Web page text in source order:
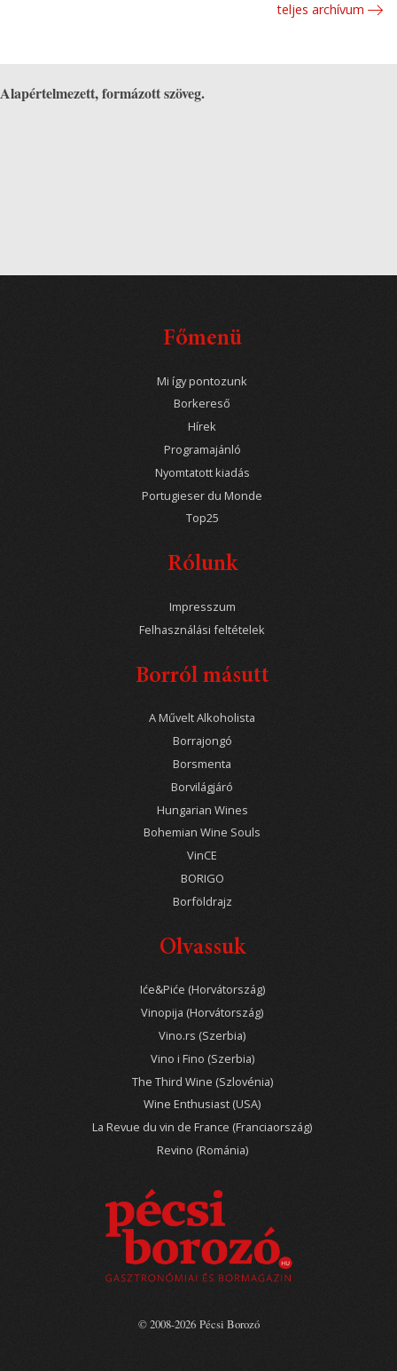
teljes archívum
Alapértelmezett, formázott szöveg.
Főmenü
Mi így pontozunk
Borkereső
Hírek
Programajánló
Nyomtatott kiadás
Portugieser du Monde
Top25
Rólunk
Impresszum
Felhasználási feltételek
Borról másutt
A Művelt Alkoholista
Borrajongó
Borsmenta
Borvilágjáró
Hungarian Wines
Bohemian Wine Souls
VinCE
BORIGO
Borföldrajz
Olvassuk
Iće&Piće (Horvátország)
Vinopija (Horvátország)
Vino.rs (Szerbia)
Vino i Fino (Szerbia)
The Third Wine (Szlovénia)
Wine Enthusiast (USA)
La Revue du vin de France (Franciaország)
Revino (Románia)
© 2008-2026 Pécsi Borozó